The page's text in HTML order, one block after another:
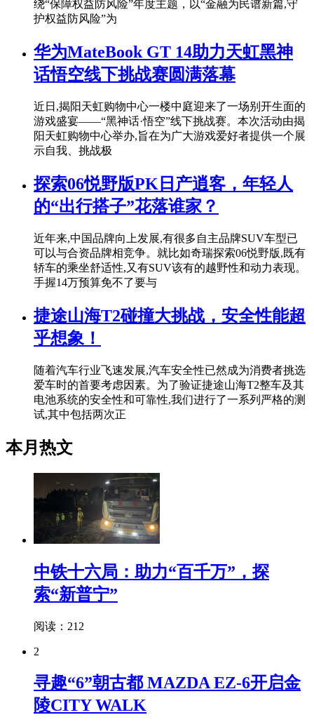
绕“保障权益防风险”年度主题，以“金融为民谱新篇,守
护权益防风险”为
华为MateBook GT 14助力天虹黑神
话悟空线下挑战赛圆满落幕
近日,揭阳天虹购物中心一楼中庭迎来了一场别开生面的
游戏盛宴——“黑神话·悟空”线下挑战赛。本次活动由揭
阳天虹购物中心举办,旨在为广大游戏爱好者提供一个展
示自我、挑战极
探索06悦野版PK日产逍客，年轻人
的“出行搭子”花落谁家？
近年来,中国品牌向上发展,有很多自主品牌SUV车型已
可以与合资品牌相竞争。就比如奇瑞探索06悦野版,既有
轿车的乘坐舒适性,又有SUV该有的越野性和动力表现。
手握14万预算免不了要与
捷途山海T2碰撞大挑战，安全性能超
乎想象！
随着汽车行业飞速发展,汽车安全性已然成为消费者挑选
爱车时的首要考虑因素。为了验证捷途山海T2整车及其
电池系统的安全性和可靠性,我们进行了一系列严格的测
试,其中包括两次正
本月热文
中铁十六局：助力“百千万”，探
索“新普宁”
阅读：212
2
寻趣“6”朝古都 MAZDA EZ-6开启金
陵CITY WALK